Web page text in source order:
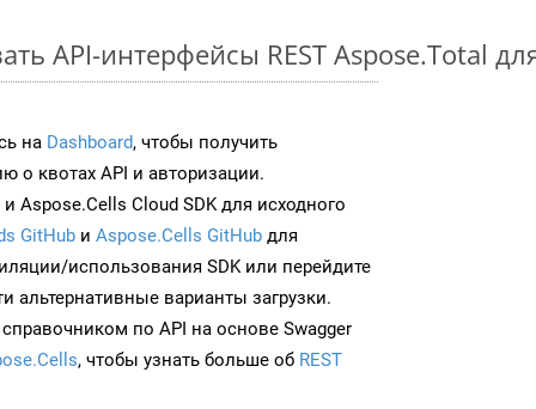
API-интерфейсы REST Aspose.Total
на Dashboard, чтобы получить
о квотах API и авторизации.
Aspose.Cells Cloud SDK для исходного
GitHub и Aspose.Cells GitHub для
использования SDK или перейдите
альтернативные варианты загрузки.
по API на основе Swagger
, чтобы узнать больше об REST